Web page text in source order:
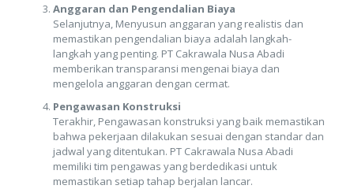
Anggaran dan Pengendalian Biaya
Selanjutnya, Menyusun anggaran yang realistis dan
memastikan pengendalian biaya adalah langkah-
langkah yang penting. PT Cakrawala Nusa Abadi
memberikan transparansi mengenai biaya dan
mengelola anggaran dengan cermat.
Pengawasan Konstruksi
Terakhir, Pengawasan konstruksi yang baik memastikan
bahwa pekerjaan dilakukan sesuai dengan standar dan
jadwal yang ditentukan. PT Cakrawala Nusa Abadi
memiliki tim pengawas yang berdedikasi untuk
memastikan setiap tahap berjalan lancar.